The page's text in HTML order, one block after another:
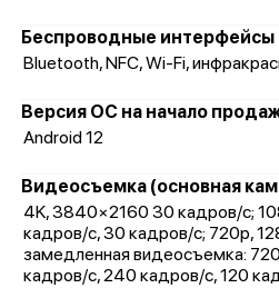
Беспроводные интерфейсы
Bluetooth, NFC, Wi-Fi,
Версия ОС на начало
Android 12
Видеосъемка (основная
4K, 3840×2160 30 кадров/с;
кадров/с, 30 кадров/с; 720p,
замедленная видеосъемка:
кадров/с, 240 кадров/с, 120